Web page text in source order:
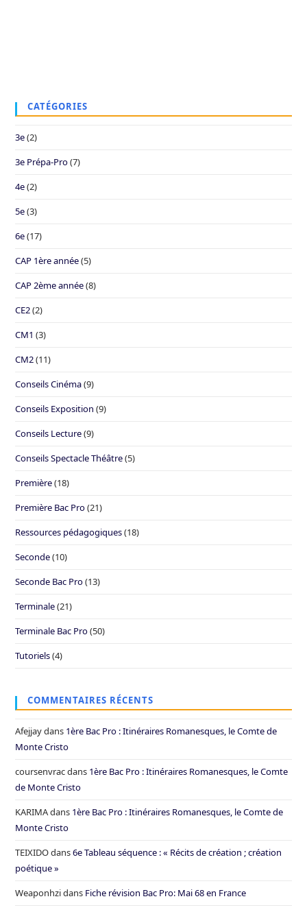
CATÉGORIES
3e(2)
3e Prépa-Pro(7)
4e(2)
5e(3)
6e(17)
CAP 1ère année(5)
CAP 2ème année(8)
CE2(2)
CM1 (3)
CM2(11)
Conseils Cinéma(9)
Conseils Exposition (9)
Conseils Lecture(9)
Conseils Spectacle Théâtre(5)
Première(18)
Première Bac Pro(21)
Ressources pédagogiques(18)
Seconde(10)
Seconde Bac Pro(13)
Terminale(21)
Terminale Bac Pro(50)
Tutoriels(4)
COMMENTAIRES RÉCENTS
Afejjaydans 1ère Bac Pro : Itinéraires Romanesques, le Comte de
Monte Cristo
coursenvracdans 1ère Bac Pro : Itinéraires Romanesques, le Comte
de Monte Cristo
KARIMAdans 1ère Bac Pro : Itinéraires Romanesques, le Comte de
Monte Cristo
TEIXIDOdans6e Tableau séquence : « Récits de création ; création
poétique »
Weaponhzidans Fiche révision Bac Pro: Mai 68 en France